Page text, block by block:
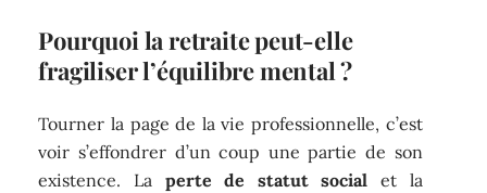
Pourquoi la retraite peut-elle
fragiliser l’équilibre mental ?
Tourner la page de la vie professionnelle, c’est
voir s’effondrer d’un coup une partie de son
existence. La perte de statut social et la